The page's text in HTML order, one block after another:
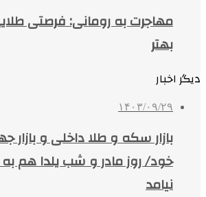
مهاجرت به رومانی: فرصتی
بهتر
دیگر اخبار
۱۴۰۳/۰۹/۲۹
بازار سکه و طلا داخلی و بازار
خود/ روز مادر و شب یلدا هم به
نیامد